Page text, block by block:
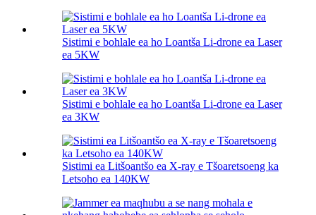
Sistimi e bohlale ea ho Loantša Li-drone ea Laser
ea 5KW
Sistimi e bohlale ea ho Loantša Li-drone ea Laser
ea 3KW
Sistimi ea Litšoantšo ea X-ray e Tšoaretsoeng ka
Letsoho ea 140KW